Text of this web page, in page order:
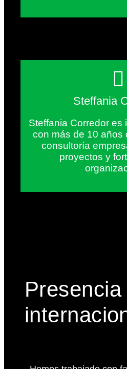
Steffania
Steffania Corredor es
con más de 10 años
consultoría
proyectos y
Presencia